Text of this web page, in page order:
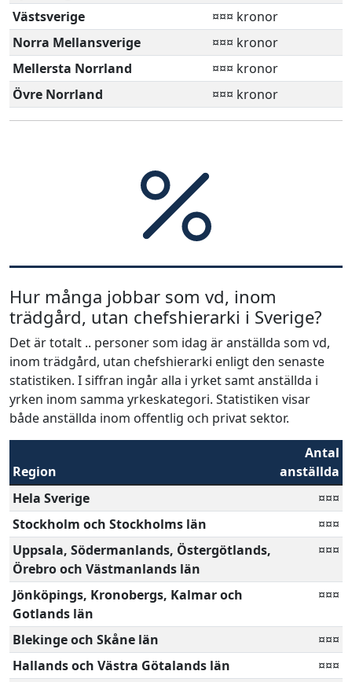
Västsverige
¤¤¤ kronor
Norra Mellansverige
¤¤¤ kronor
Mellersta Norrland
¤¤¤ kronor
Övre Norrland
¤¤¤ kronor
Hur många jobbar som vd, inom
trädgård, utan chefshierarki i Sverige?
Det är totalt .. personer som idag är anställda som vd,
inom trädgård, utan chefshierarki enligt den senaste
statistiken. I siffran ingår alla i yrket samt anställda i
yrken inom samma yrkeskategori. Statistiken visar
både anställda inom offentlig och privat sektor.
Region
Antal
anställda
Hela Sverige
¤¤¤
Stockholm och Stockholms län
¤¤¤
Uppsala, Södermanlands, Östergötlands,
Örebro och Västmanlands län
¤¤¤
Jönköpings, Kronobergs, Kalmar och
Gotlands län
¤¤¤
Blekinge och Skåne län
¤¤¤
Hallands och Västra Götalands län
¤¤¤